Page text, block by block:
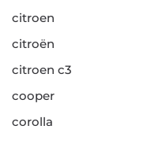
citroen
citroën
citroen c3
cooper
corolla